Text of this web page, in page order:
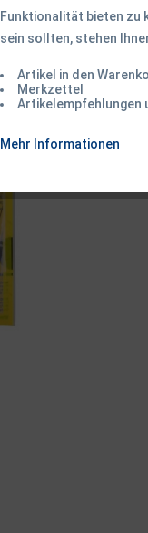
Funktionalität bieten zu
sein sollten, stehen
Artikel in den
Merkzettel
Artikelempfehlungen
Mehr Informationen